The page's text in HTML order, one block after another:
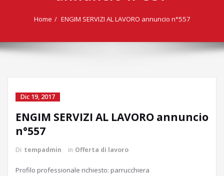
Home ENGIM SERVIZI AL LAVORO annuncio n°557
Dic 19, 2017
ENGIM SERVIZI AL LAVORO annuncio
n°557
Di tempadmin in Offerta di lavoro
Profilo professionale richiesto: parrucchiera